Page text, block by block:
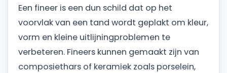
Een fineer is een dun schild dat op het
voorvlak van een tand wordt geplakt om kleur,
vorm en kleine uitlijningproblemen te
verbeteren. Fineers kunnen gemaakt zijn van
composiethars of keramiek zoals porselein,